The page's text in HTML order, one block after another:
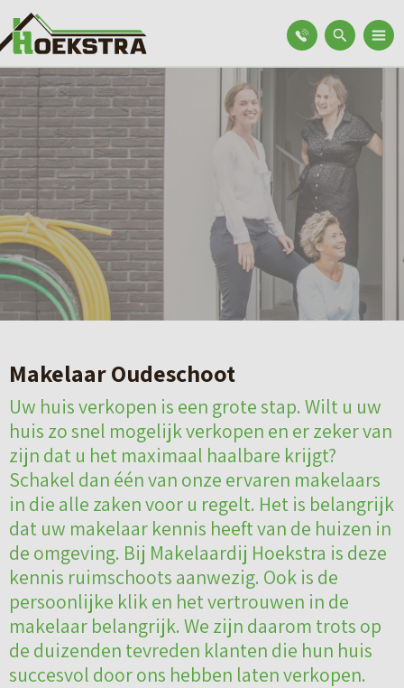
Makelaar Oudeschoot
Uw huis verkopen is een grote stap. Wilt u uw
huis zo snel mogelijk verkopen en er zeker van
zijn dat u het maximaal haalbare krijgt?
Schakel dan één van onze ervaren makelaars
in die alle zaken voor u regelt. Het is belangrijk
dat uw makelaar kennis heeft van de huizen in
de omgeving. Bij Makelaardij Hoekstra is deze
kennis ruimschoots aanwezig. Ook is de
persoonlijke klik en het vertrouwen in de
makelaar belangrijk. We zijn daarom trots op
de duizenden tevreden klanten die hun huis
succesvol door ons hebben laten verkopen.